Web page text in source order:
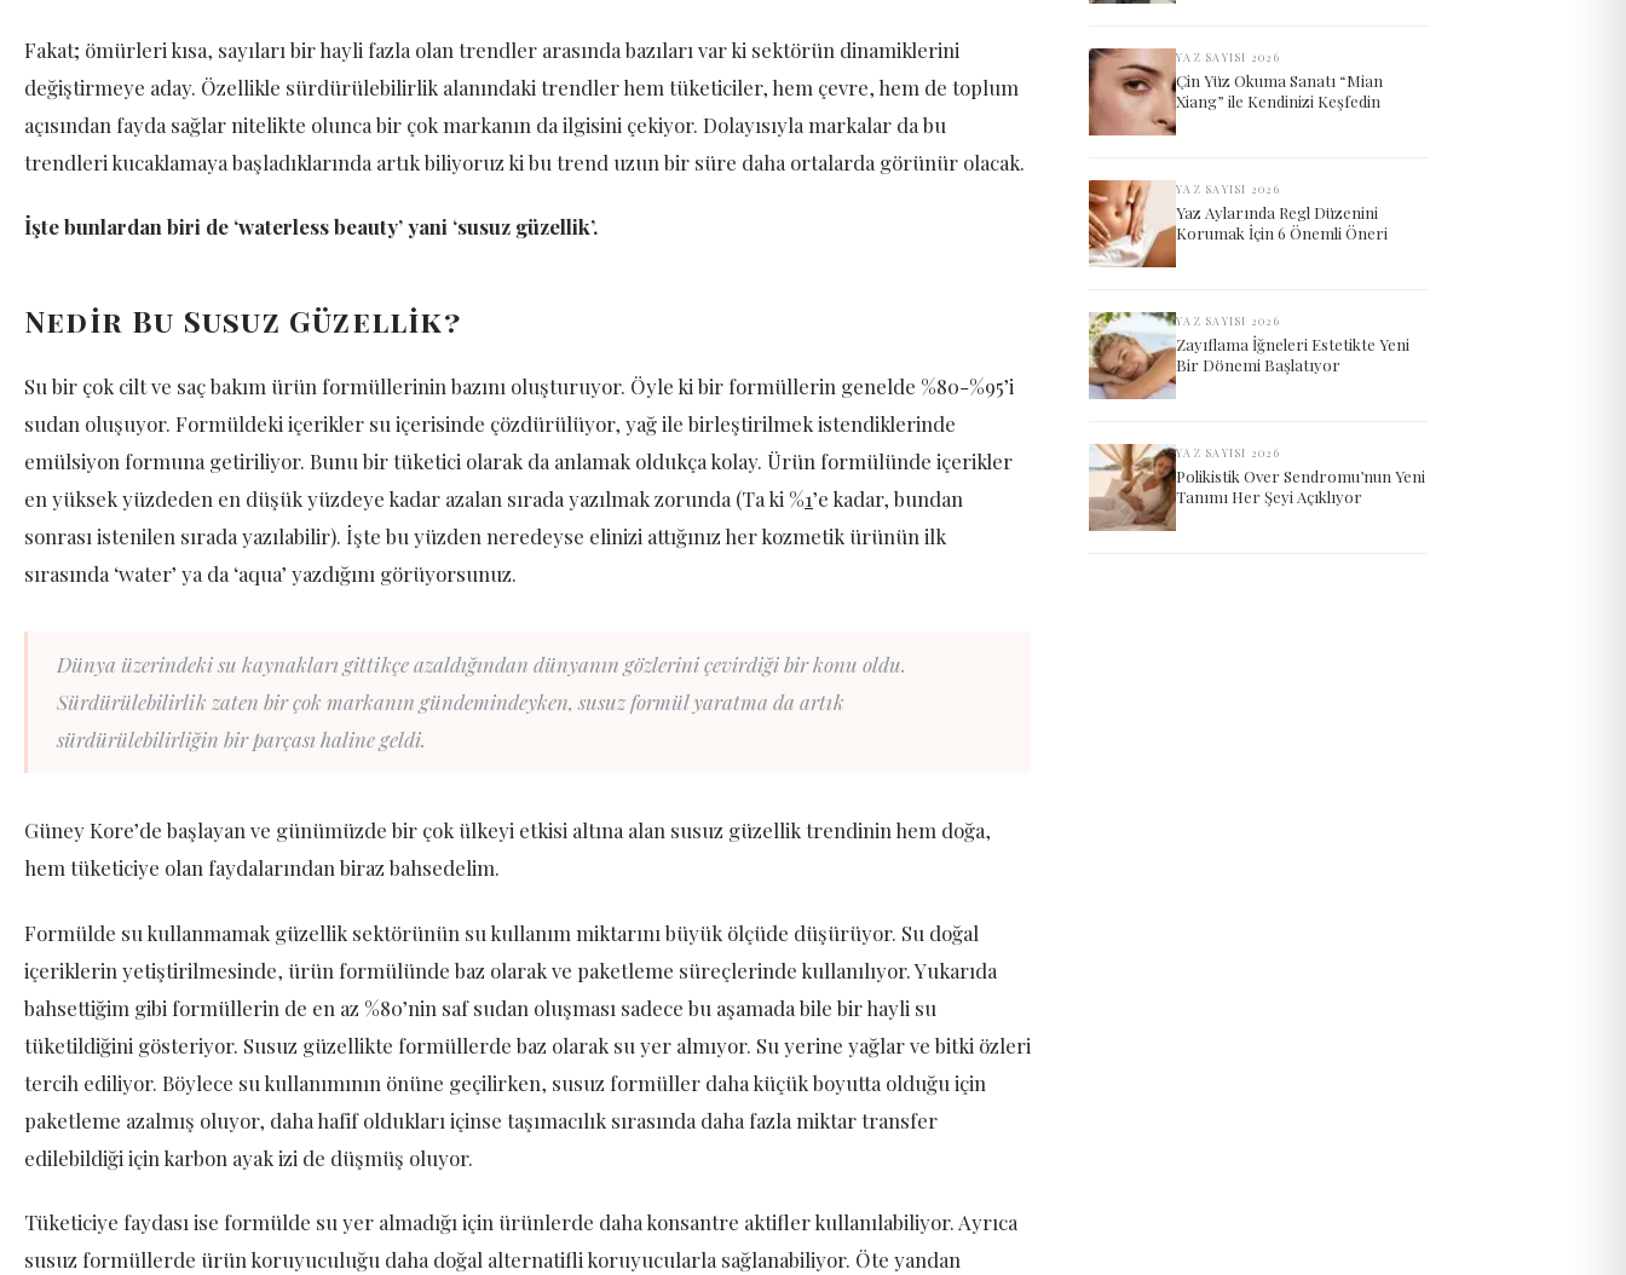
Fakat; ömürleri kısa, sayıları bir hayli fazla olan trendler arasında bazıları var ki sektörün dinamiklerini
değiştirmeye aday. Özellikle sürdürülebilirlik alanındaki trendler hem tüketiciler, hem çevre, hem de toplum
açısından fayda sağlar nitelikte olunca bir çok markanın da ilgisini çekiyor. Dolayısıyla markalar da bu
trendleri kucaklamaya başladıklarında artık biliyoruz ki bu trend uzun bir süre daha ortalarda görünür olacak.
İşte bunlardan biri de ‘waterless beauty’ yani ‘susuz güzellik’.
Nedir Bu Susuz Güzellik?
Su bir çok cilt ve saç bakım ürün formüllerinin bazını oluşturuyor. Öyle ki bir formüllerin genelde %80-%95’i
sudan oluşuyor. Formüldeki içerikler su içerisinde çözdürülüyor, yağ ile birleştirilmek istendiklerinde
emülsiyon formuna getiriliyor. Bunu bir tüketici olarak da anlamak oldukça kolay. Ürün formülünde içerikler
en yüksek yüzdeden en düşük yüzdeye kadar azalan sırada yazılmak zorunda (Ta ki %1’e kadar, bundan
sonrası istenilen sırada yazılabilir). İşte bu yüzden neredeyse elinizi attığınız her kozmetik ürünün ilk
sırasında ‘water’ ya da ‘aqua’ yazdığını görüyorsunuz.
Dünya üzerindeki su kaynakları gittikçe azaldığından dünyanın gözlerini çevirdiği bir konu oldu.
Sürdürülebilirlik zaten bir çok markanın gündemindeyken, susuz formül yaratma da artık
sürdürülebilirliğin bir parçası haline geldi.
Güney Kore’de başlayan ve günümüzde bir çok ülkeyi etkisi altına alan susuz güzellik trendinin hem doğa,
hem tüketiciye olan faydalarından biraz bahsedelim.
Formülde su kullanmamak güzellik sektörünün su kullanım miktarını büyük ölçüde düşürüyor. Su doğal
içeriklerin yetiştirilmesinde, ürün formülünde baz olarak ve paketleme süreçlerinde kullanılıyor. Yukarıda
bahsettiğim gibi formüllerin de en az %80’nin saf sudan oluşması sadece bu aşamada bile bir hayli su
tüketildiğini gösteriyor. Susuz güzellikte formüllerde baz olarak su yer almıyor. Su yerine yağlar ve bitki özleri
tercih ediliyor. Böylece su kullanımının önüne geçilirken, susuz formüller daha küçük boyutta olduğu için
paketleme azalmış oluyor, daha hafif oldukları içinse taşımacılık sırasında daha fazla miktar transfer
edilebildiği için karbon ayak izi de düşmüş oluyor.
Tüketiciye faydası ise formülde su yer almadığı için ürünlerde daha konsantre aktifler kullanılabiliyor. Ayrıca
susuz formüllerde ürün koruyuculuğu daha doğal alternatifli koruyucularla sağlanabiliyor. Öte yandan
YAZ SAYISI 2026
Çin Yüz Okuma Sanatı “Mian
Xiang” ile Kendinizi Keşfedin
YAZ SAYISI 2026
Yaz Aylarında Regl Düzenini
Korumak İçin 6 Önemli Öneri
YAZ SAYISI 2026
Zayıflama İğneleri Estetikte Yeni
Bir Dönemi Başlatıyor
YAZ SAYISI 2026
Polikistik Over Sendromu’nun Yeni
Tanımı Her Şeyi Açıklıyor